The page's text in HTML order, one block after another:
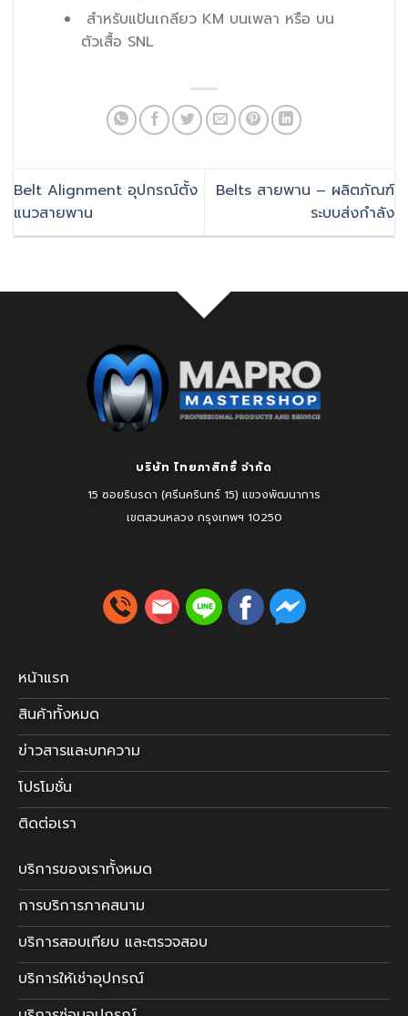
สำหรับแป้นเกลียว KM บนเพลา หรือ บน
ตัวเสื้อ SNL
Belt Alignment อุปกรณ์ตั้ง
แนวสายพาน
Belts สายพาน – ผลิตภัณฑ์
ระบบส่งกำลัง
บริษัท ไทยภาสิทธิ์ จำกัด
15 ซอยรินรดา (ศรีนครินทร์ 15) แขวงพัฒนาการ
เขตสวนหลวง กรุงเทพฯ 10250
หน้าแรก
สินค้าทั้งหมด
ข่าวสารและบทความ
โปรโมชั่น
ติดต่อเรา
บริการของเราทั้งหมด
การบริการภาคสนาม
บริการสอบเทียบ และตรวจสอบ
บริการให้เช่าอุปกรณ์